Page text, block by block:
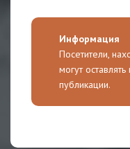
Информация
Посетители,
могут
публикации.